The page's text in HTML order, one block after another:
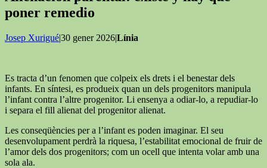
poner remedio
Josep Xurigué|30 gener 2026|Línia
Es tracta d’un fenomen que colpeix els drets i el benestar dels
infants. En síntesi, es produeix quan un dels progenitors manipula
l’infant contra l’altre progenitor. Li ensenya a odiar-lo, a repudiar-lo
i separa el fill alienat del progenitor alienat.
Les conseqüències per a l’infant es poden imaginar. El seu
desenvolupament perdrà la riquesa, l’estabilitat emocional de fruir de
l’amor dels dos progenitors; com un ocell que intenta volar amb una
sola ala.